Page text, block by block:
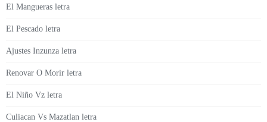
El Mangueras letra
El Pescado letra
Ajustes Inzunza letra
Renovar O Morir letra
El Niño Vz letra
Culiacan Vs Mazatlan letra